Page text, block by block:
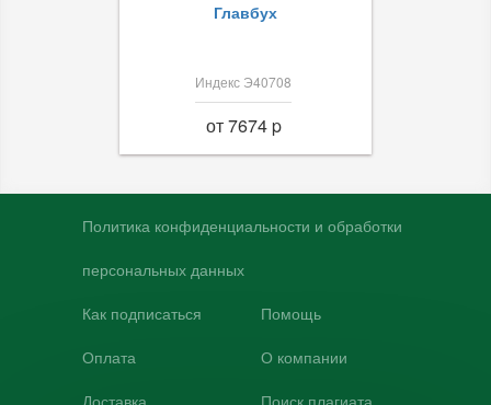
Главбух
Индекс Э40708
от 7674 p
Политика конфиденциальности и обработки
персональных данных
Как подписаться
Оплата
Помощь
О компании